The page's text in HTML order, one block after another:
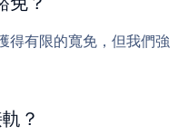
得有限的寬免，但我們強
？